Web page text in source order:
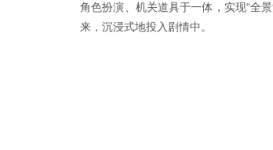
角色扮演、机关道具于一体，实现“全
来，沉浸式地投入剧情中。